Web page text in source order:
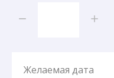
Желаемая дата